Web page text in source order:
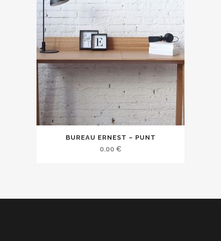
BUREAU ERNEST – PUNT
0.00 €